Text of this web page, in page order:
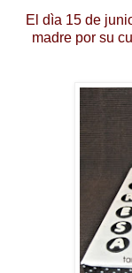
El dìa 15 de
madre por su